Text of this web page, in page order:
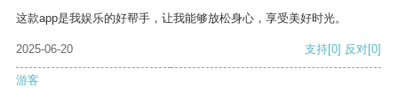
这款app是我娱乐的好帮手，让我能够放松身心，享受美好时光。
2025-06-20 支持[0] 反对[0]
游客